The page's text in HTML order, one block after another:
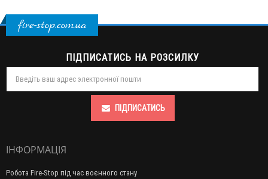
fire-stop.com.ua
ПІДПИСАТИСЬ НА РОЗСИЛКУ
ПІДПИСАТИСЬ
ІНФОРМАЦІЯ
Робота Fire-Stop під час воєнного стану